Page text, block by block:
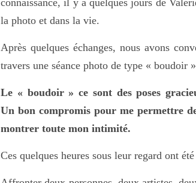
la photo et dans la vie.
Après quelques échanges, nous avons
travers une séance photo de type « boudoir
Le « boudoir » ce sont des poses
Un bon compromis pour me permettre
montrer toute mon intimité.
Ces quelques heures sous leur regard ont